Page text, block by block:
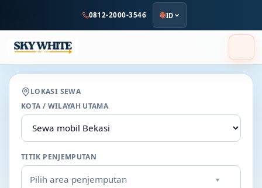
utama
0812-2000-3546 ID
LOKASI SEWA
KOTA / WILAYAH UTAMA
TITIK PENJEMPUTAN
Pilih area penjemputan ▾